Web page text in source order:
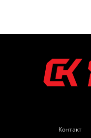
Контакт